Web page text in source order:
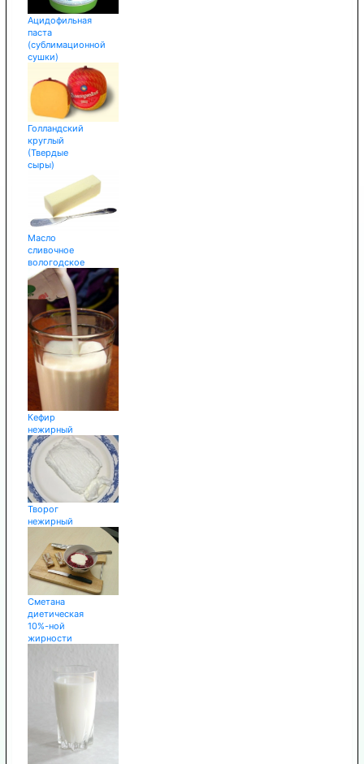
Ацидофильная
паста
(сублимационной
сушки)
Голландский
круглый
(Твердые
сыры)
Масло
сливочное
вологодское
Кефир
нежирный
Творог
нежирный
Сметана
диетическая
10%-ной
жирности